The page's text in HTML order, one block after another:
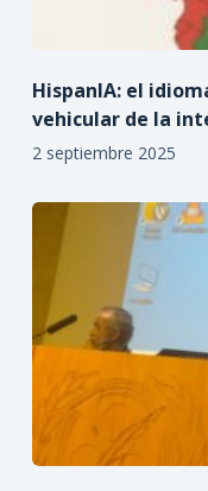
HispanIA: el
vehicular de la
2 septiembre 2025